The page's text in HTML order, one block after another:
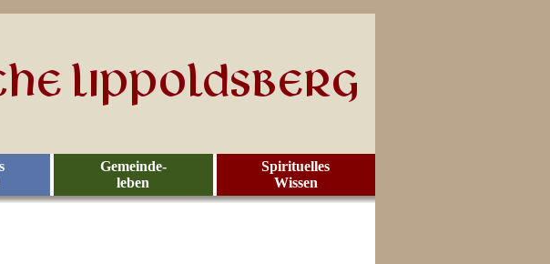
Spirituelles
Wissen
Gemeinde-
leben